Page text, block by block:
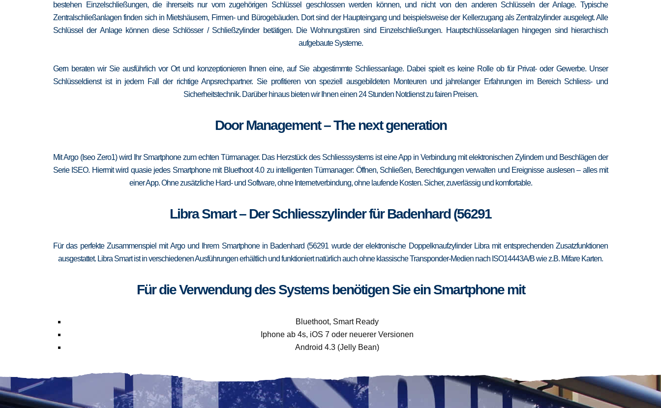
bestehen Einzelschließungen, die ihrerseits nur vom zugehörigen Schlüssel geschlossen werden können, und nicht von den anderen Schlüsseln der Anlage. Typische
Zentralschließanlagen finden sich in Mietshäusern, Firmen- und Bürogebäuden. Dort sind der Haupteingang und beispielsweise der Kellerzugang als Zentralzylinder ausgelegt. Alle
Schlüssel der Anlage können diese Schlösser / Schließzylinder betätigen. Die Wohnungstüren sind Einzelschließungen. Hauptschlüsselanlagen hingegen sind hierarchisch
aufgebaute Systeme.
Gern beraten wir Sie ausführlich vor Ort und konzeptionieren Ihnen eine, auf Sie abgestimmte Schliessanlage. Dabei spielt es keine Rolle ob für Privat- oder Gewerbe. Unser
Schlüsseldienst ist in jedem Fall der richtige Anpsrechpartner. Sie profitieren von speziell ausgebildeten Monteuren und jahrelanger Erfahrungen im Bereich Schliess- und
Sicherheitstechnik. Darüber hinaus bieten wir Ihnen einen 24 Stunden Notdienst zu fairen Preisen.
Door Management – The next generation
Mit Argo (Iseo Zero1) wird Ihr Smartphone zum echten Türmanager. Das Herzstück des Schliesssystems ist eine App in Verbindung mit elektronischen Zylindern und Beschlägen der
Serie ISEO. Hiermit wird quasie jedes Smartphone mit Bluethoot 4.0 zu intelligenten Türmanager: Öffnen, Schließen, Berechtigungen verwalten und Ereignisse auslesen – alles mit
einer App. Ohne zusätzliche Hard- und Software, ohne Internetverbindung, ohne laufende Kosten. Sicher, zuverlässig und komfortable.
Libra Smart – Der Schliesszylinder für Badenhard (56291
Für das perfekte Zusammenspiel mit Argo und Ihrem Smartphone in Badenhard (56291 wurde der elektronische Doppelknaufzylinder Libra mit entsprechenden Zusatzfunktionen
ausgestattet. Libra Smart ist in verschiedenen Ausführungen erhältlich und funktioniert natürlich auch ohne klassische Transponder-Medien nach ISO14443A/B wie z.B. Mifare Karten.
Für die Verwendung des Systems benötigen Sie ein Smartphone mit
Bluethoot, Smart Ready
Iphone ab 4s, iOS 7 oder neuerer Versionen
Android 4.3 (Jelly Bean)